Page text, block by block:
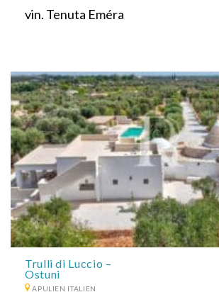
vin. Tenuta Eméra
Trulli di Luccio –
Ostuni
APULIEN ITALIEN